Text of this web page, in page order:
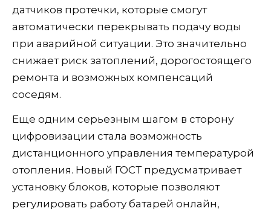
датчиков протечки, которые смогут
автоматически перекрывать подачу воды
при аварийной ситуации. Это значительно
снижает риск затоплений, дорогостоящего
ремонта и возможных компенсаций
соседям.
Еще одним серьезным шагом в сторону
цифровизации стала возможность
дистанционного управления температурой
отопления. Новый ГОСТ предусматривает
установку блоков, которые позволяют
регулировать работу батарей онлайн,